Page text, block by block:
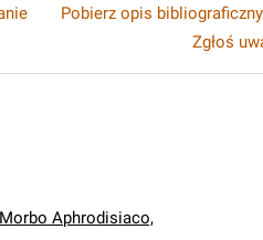
Pobierz opis bibliograficzny
Zgłoś
Aphrodisiaco,